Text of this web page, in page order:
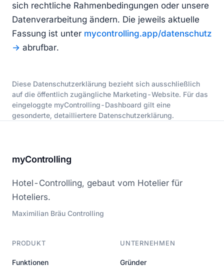
sich rechtliche Rahmenbedingungen oder unsere
Datenverarbeitung ändern. Die jeweils aktuelle
Fassung ist unter mycontrolling.app/datenschutz
abrufbar.
Diese Datenschutzerklärung bezieht sich ausschließlich
auf die öffentlich zugängliche Marketing-Website. Für das
eingeloggte myControlling-Dashboard gilt eine
gesonderte, detailliertere Datenschutzerklärung.
myControlling
Hotel-Controlling, gebaut vom Hotelier für
Hoteliers.
Maximilian Bräu Controlling
PRODUKT
Funktionen
UNTERNEHMEN
Gründer